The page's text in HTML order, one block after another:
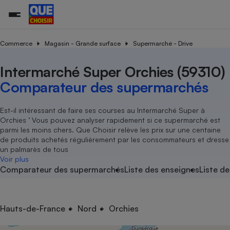
Commerce Magasin - Grande surface Supermarché - Drive
Intermarché Super Orchies (59310)
Comparateur des supermarchés
Est-il intéressant de faire ses courses au Intermarché Super à
Orchies ’ Vous pouvez analyser rapidement si ce supermarché est
parmi les moins chers. Que Choisir relève les prix sur une centaine
de produits achetés régulièrement par les consommateurs et dresse
un palmarès de tous
Voir plus
Comparateur des supermarchésListe des enseignesListe
Hauts-de-France Nord Orchies
Additifs
Nutrition
Assurance auto
Magasin - Grande surface
Méthode de vente -
Organismes de défense
Système judiciairegratuit
Déchet
Achat - Vente - Travaux
Location
Sport
électrique
Démarche administrative
Senior
Service marchand
Train
Transport aérien
Toutes les actualités
Enquêtes
Guides d'achat
Conseils
Brèves
Tous les services
Soumettre un litige
Lettres types
Rencontrer une association locale
Tous nos combats
Nos actions
Nos grandes victoires
Les billets de la présidente
Nos associations locales
Nous rejoindre
En savoir plus sur Que Choisir Ensemble
L’association
Nos missions
Notre méthodologie
Notre financement
Nos partenaires
Nous rejoindre